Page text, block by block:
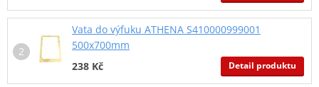
Vata do výfuku ATHENA S410000999001
500x700mm
238 Kč
Detail produktu